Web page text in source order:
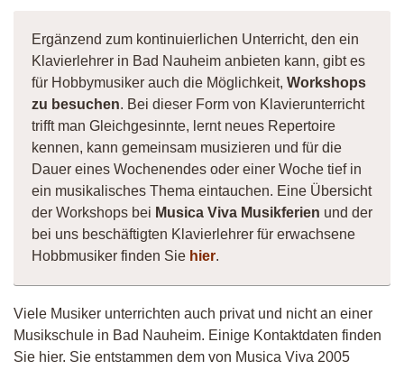
Ergänzend zum kontinuierlichen Unterricht, den ein
Klavierlehrer in Bad Nauheim anbieten kann, gibt es
für Hobbymusiker auch die Möglichkeit, Workshops
zu besuchen. Bei dieser Form von Klavierunterricht
trifft man Gleichgesinnte, lernt neues Repertoire
kennen, kann gemeinsam musizieren und für die
Dauer eines Wochenendes oder einer Woche tief in
ein musikalisches Thema eintauchen. Eine Übersicht
der Workshops bei Musica Viva Musikferien und der
bei uns beschäftigten Klavierlehrer für erwachsene
Hobbmusiker finden Sie hier.
Viele Musiker unterrichten auch privat und nicht an einer
Musikschule in Bad Nauheim. Einige Kontaktdaten finden
Sie hier. Sie entstammen dem von Musica Viva 2005